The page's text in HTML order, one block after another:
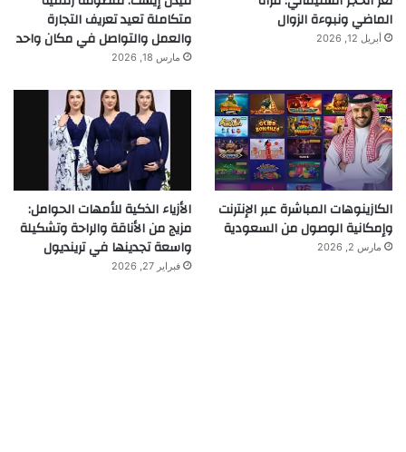
الماضي ونبوءة الزوال
أبريل 12, 2026
متكاملة تعيد تعريف التجارة
والعمل والتواصل في مكان واحد
مارس 18, 2026
الكازينوهات المباشرة عبر الإنترنت
وإمكانية الوصول من السعودية
مارس 2, 2026
الأزياء الذكية للأمهات الحوامل:
مزيج من الأناقة والراحة وتشكيلة
واسعة تجدينها في ترينديول
فبراير 27, 2026